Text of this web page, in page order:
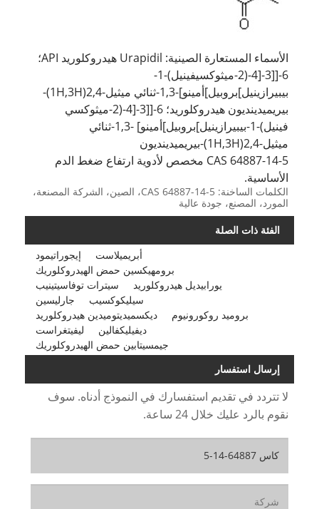
الأسماء المستعارة الصينية: Urapidil هيدروكلوريد API؛
6-[[3-[4-(2-ميثوكسيفينيل)-1-
بيبيرازينيل]بروبيل]أمينو]-1,3-ثنائي ميثيل-2,4(1H,3H)-
بيريميدينديون هيدروكلوريد؛ 6-[[3-[4-(2-ميثوكسي
فينيل)-1-بيبيرازينيل]بروبيل]أمينو] -1,3-ثنائي
ميثيل-2,4(1H,3H)-بيريميدينديون
CAS 64887-14-5 مخصص لأدوية ارتفاع ضغط الدم
الأساسية.
الكلمات الساخنة: CAS 64887-14-5، الصين، الشركة المصنعة،
المورد، المصنع، جودة عالية
الفئة ذات الصلة
إيجوراتيمود
أبريميلاست
برومهيكسين حمض الهيدروكلوريك
سيترات توفاسيتينيب
يورابيديل هيدروكلوريد
جارليسين
سيليكوكسيب
ديكسميديتوميدين هيدروكلوريد
بروميد روكورونيوم
ليفيتغراست
ديفيليكفالين
جيمسيتابين حمض الهيدروكلوريك
إرسال استفسار
لا تتردد في تقديم استفسارك في النموذج أدناه. سوف
نقوم بالرد عليك خلال 24 ساعة.